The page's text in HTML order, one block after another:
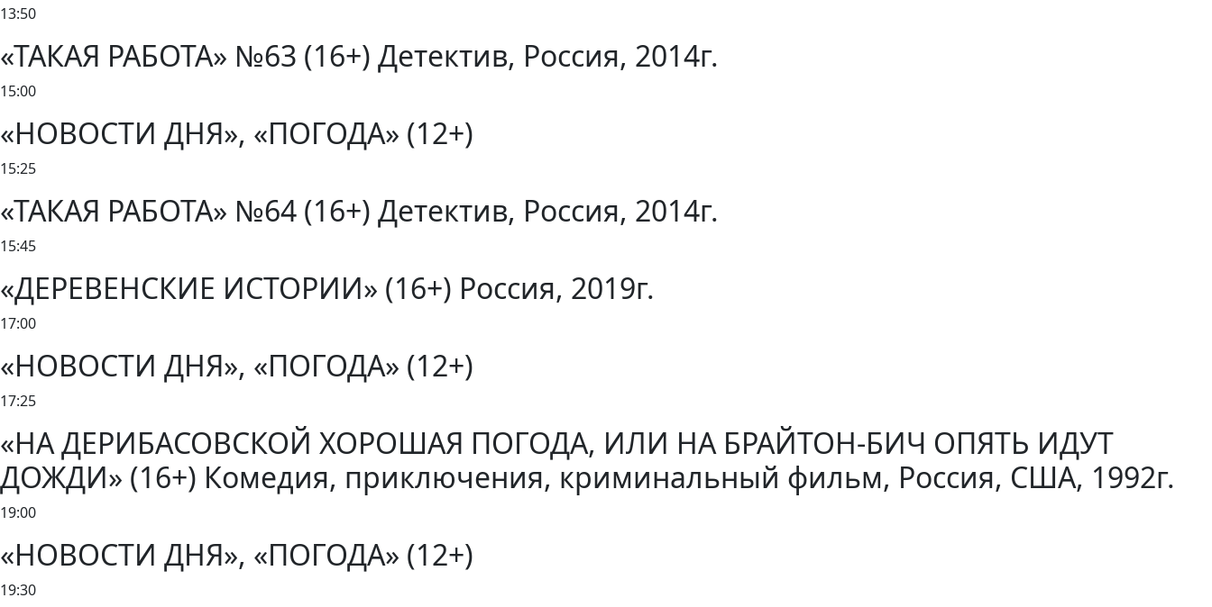
13:50
«ТАКАЯ РАБОТА» №63 (16+) Детектив, Россия, 2014г.
15:00
«НОВОСТИ ДНЯ», «ПОГОДА» (12+)
15:25
«ТАКАЯ РАБОТА» №64 (16+) Детектив, Россия, 2014г.
15:45
«ДЕРЕВЕНСКИЕ ИСТОРИИ» (16+) Россия, 2019г.
17:00
«НОВОСТИ ДНЯ», «ПОГОДА» (12+)
17:25
«НА ДЕРИБАСОВСКОЙ ХОРОШАЯ ПОГОДА, ИЛИ НА БРАЙТОН-БИЧ ОПЯТЬ ИДУТ
ДОЖДИ» (16+) Комедия, приключения, криминальный фильм, Россия, США, 1992г.
19:00
«НОВОСТИ ДНЯ», «ПОГОДА» (12+)
19:30